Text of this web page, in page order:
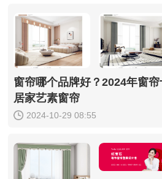
窗帘哪个品牌好？2024年窗
居家艺素窗帘
2024-10-29 08:55